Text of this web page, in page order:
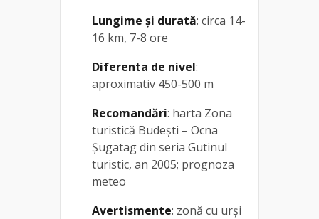
Lungime și durată: circa 14-
16 km, 7-8 ore
Diferenta de nivel:
aproximativ 450-500 m
Recomandări: harta Zona
turistică Budești – Ocna
Șugatag din seria Gutinul
turistic, an 2005; prognoza
meteo
Avertismente: zonă cu urși